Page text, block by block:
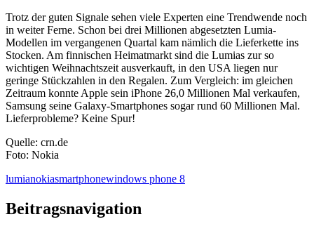
Trotz der guten Signale sehen viele Experten eine Trendwende noch
in weiter Ferne. Schon bei drei Millionen abgesetzten Lumia-
Modellen im vergangenen Quartal kam nämlich die Lieferkette ins
Stocken. Am finnischen Heimatmarkt sind die Lumias zur so
wichtigen Weihnachtszeit ausverkauft, in den USA liegen nur
geringe Stückzahlen in den Regalen. Zum Vergleich: im gleichen
Zeitraum konnte Apple sein iPhone 26,0 Millionen Mal verkaufen,
Samsung seine Galaxy-Smartphones sogar rund 60 Millionen Mal.
Lieferprobleme? Keine Spur!
Quelle: crn.de
Foto: Nokia
lumianokiasmartphonewindows phone 8
Beitragsnavigation